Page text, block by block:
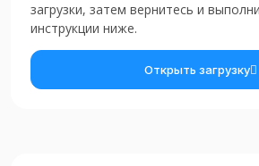
загрузки, затем вернитесь и
инструкции ниже.
Открыть загрузку